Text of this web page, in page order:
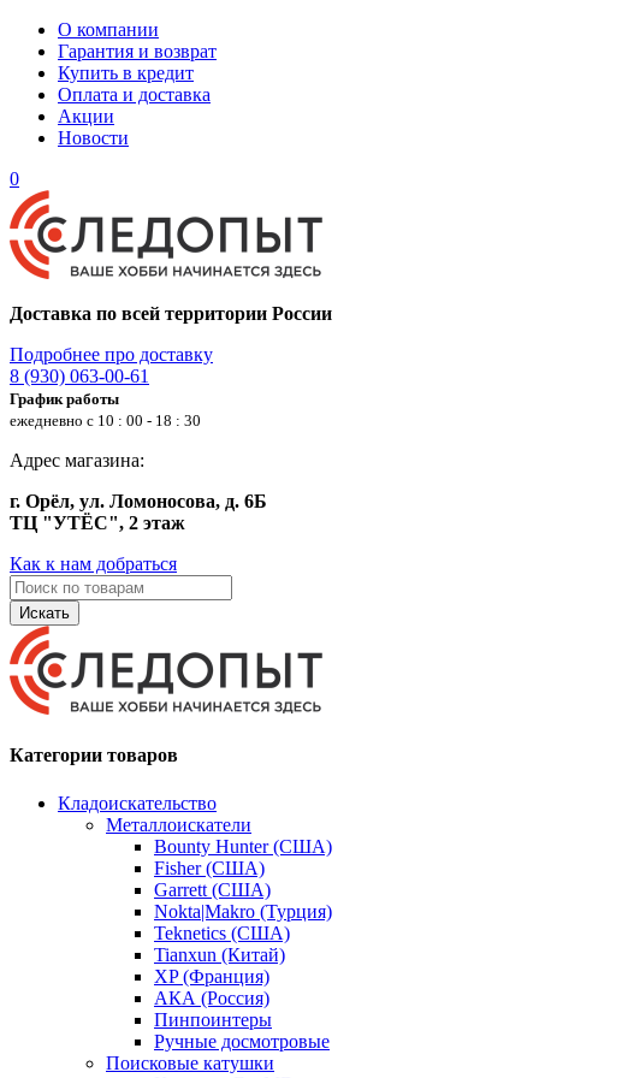
О компании
Гарантия и возврат
Купить в кредит
Оплата и доставка
Акции
Новости
0
Доставка по всей территории России
Подробнее про доставку
8 (930) 063-00-61
График работы
ежедневно с 10 : 00 - 18 : 30
Адрес магазина:
г. Орёл, ул. Ломоносова, д. 6Б
ТЦ "УТЁС", 2 этаж
Как к нам добраться
Искать
Категории товаров
Кладоискательство
Металлоискатели
Bounty Hunter (США)
Fisher (США)
Garrett (США)
Nokta|Makro (Турция)
Teknetics (США)
Tianxun (Китай)
XP (Франция)
АКА (Россия)
Пинпоинтеры
Ручные досмотровые
Поисковые катушки